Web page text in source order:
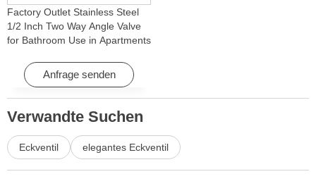
Factory Outlet Stainless Steel
1/2 Inch Two Way Angle Valve
for Bathroom Use in Apartments
Anfrage senden
Verwandte Suchen
Eckventil elegantes Eckventil